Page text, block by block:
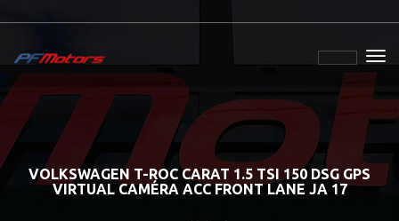
VOLKSWAGEN T-ROC CARAT 1.5 TSI 150 DSG GPS
VIRTUAL CAMÉRA ACC FRONT LANE JA 17